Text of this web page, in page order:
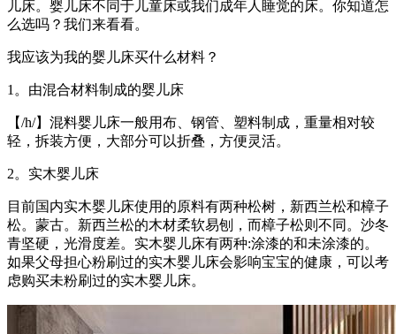
儿床。婴儿床不同于儿童床或我们成年人睡觉的床。你知道怎
么选吗？我们来看看。
我应该为我的婴儿床买什么材料？
1。由混合材料制成的婴儿床
【/h/】混料婴儿床一般用布、钢管、塑料制成，重量相对较
轻，拆装方便，大部分可以折叠，方便灵活。
2。实木婴儿床
目前国内实木婴儿床使用的原料有两种松树，新西兰松和樟子
松。蒙古。新西兰松的木材柔软易刨，而樟子松则不同。沙冬
青坚硬，光滑度差。实木婴儿床有两种:涂漆的和未涂漆的。
如果父母担心粉刷过的实木婴儿床会影响宝宝的健康，可以考
虑购买未粉刷过的实木婴儿床。